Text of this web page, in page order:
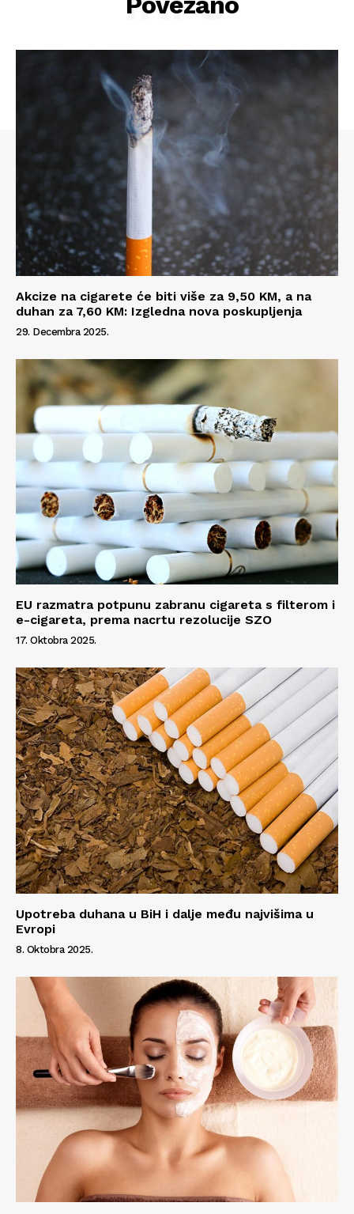
Info
O nama
Kontakt
Impressum
Akcize na cigarete će biti više za 9,50 KM, a na
duhan za 7,60 KM: Izgledna nova poskupljenja
29. Decembra 2025.
EU razmatra potpunu zabranu cigareta s filterom i
e-cigareta, prema nacrtu rezolucije SZO
17. Oktobra 2025.
Upotreba duhana u BiH i dalje među najvišima u
Evropi
8. Oktobra 2025.